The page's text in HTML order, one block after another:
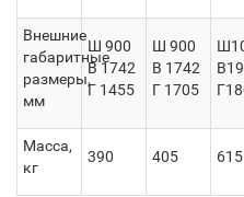
Внешние
габаритные
размеры,
мм
Ш 900
В 1742
Г 1455
Ш 900
В 1742
Г 1705
Масса,
кг
390 405 615